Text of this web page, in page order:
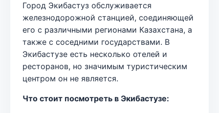
Город Экибастуз обслуживается
железнодорожной станцией, соединяющей
его с различными регионами Казахстана, а
также с соседними государствами. В
Экибастузе есть несколько отелей и
ресторанов, но значимым туристическим
центром он не является.
Что стоит посмотреть в Экибастузе: